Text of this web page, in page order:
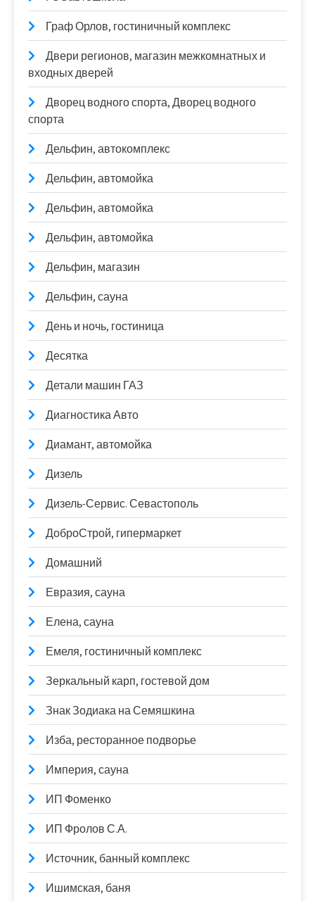
Граф Орлов, гостиничный комплекс
Двери регионов, магазин межкомнатных и
входных дверей
Дворец водного спорта, Дворец водного
спорта
Дельфин, автокомплекс
Дельфин, автомойка
Дельфин, автомойка
Дельфин, автомойка
Дельфин, магазин
Дельфин, сауна
День и ночь, гостиница
Десятка
Детали машин ГАЗ
Диагностика Авто
Диамант, автомойка
Дизель
Дизель-Сервис. Севастополь
ДоброСтрой, гипермаркет
Домашний
Евразия, сауна
Елена, сауна
Емеля, гостиничный комплекс
Зеркальный карп, гостевой дом
Знак Зодиака на Семяшкина
Изба, ресторанное подворье
Империя, сауна
ИП Фоменко
ИП Фролов С.А.
Источник, банный комплекс
Ишимская, баня